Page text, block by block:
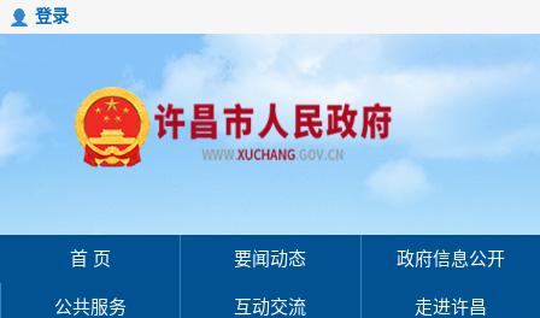
登录
首 页 要闻动态 政府信息公开
公共服务 互动交流 走进许昌